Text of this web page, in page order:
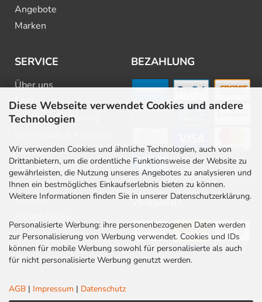
Diese Webseite verwendet Cookies und andere
Technologien
Wir verwenden Cookies und ähnliche Technologien, auch von
Drittanbietern, um die ordentliche Funktionsweise der Website zu
gewährleisten, die Nutzung unseres Angebotes zu analysieren und
Ihnen ein bestmögliches Einkaufserlebnis bieten zu können.
Weitere Informationen finden Sie in unserer Datenschutzerklärung.
Personalisierte Werbung: ihre personenbezogenen Daten werden
zur Personalisierung von Werbung verwendet. Cookies und IDs
können für mobile Werbung sowohl für personalisierte als auch
für nicht personalisierte Werbung genutzt werden.
AGB | Impressum | Datenschutz
Angebote
Marken
SERVICE
Über uns
FAQ
Beratung & Planung
Newsletter
Barrierefreiheit
Stellenangebote
Kontakt
BEZAHLUNG
VERSAND